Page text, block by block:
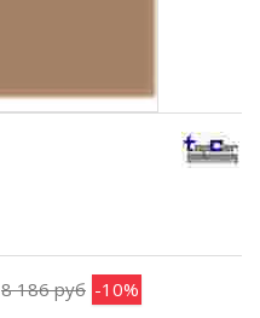
8 186 руб -10%